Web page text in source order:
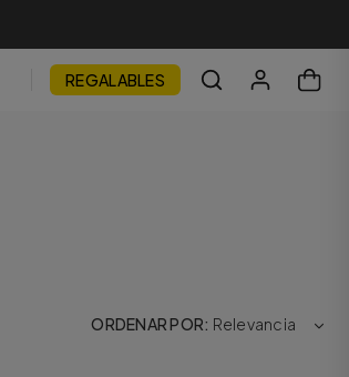
REGALABLES
ORDENAR POR Relevancia